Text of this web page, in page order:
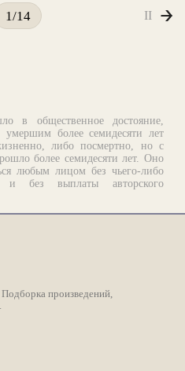
1/14 II
в общественное достояние,
умершим более семидесяти лет
либо посмертно, но с
более семидесяти лет. Оно
любым лицом без чьего-либо
и без выплаты авторского
произведений,